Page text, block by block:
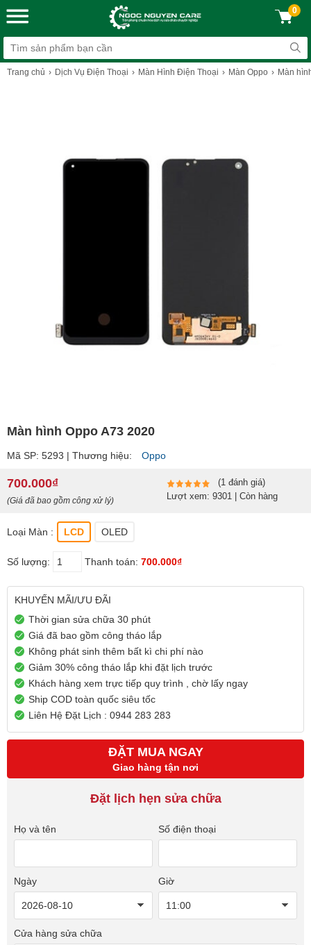
0
Trang chủ Dịch Vụ Điện Thoại Màn Hình Điện Thoại Màn Oppo Màn
Màn hình Oppo A73 2020
Mã SP: 5293 | Thương hiệu: Oppo
700.000₫
(Giá đã bao gồm công xử lý)
(1 đánh giá)
Lượt xem: 9301 | Còn hàng
Loại Màn : LCD OLED
Số lượng: Thanh toán: 700.000₫
KHUYẾN MÃI/ƯU ĐÃI
Thời gian sửa chữa 30 phút
Giá đã bao gồm công tháo lắp
Không phát sinh thêm bất kì chi phí nào
Giảm 30% công tháo lắp khi đặt lịch trước
Khách hàng xem trực tiếp quy trình , chờ lấy ngay
Ship COD toàn quốc siêu tốc
Liên Hệ Đặt Lịch : 0944 283 283
ĐẶT MUA NGAY
Giao hàng tận nơi
Đặt lịch hẹn sửa chữa
Họ và tên Số điện thoại
Ngày Giờ
Cửa hàng sửa chữa